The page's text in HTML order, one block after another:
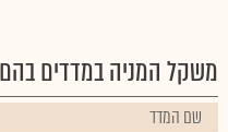
משקל המניה במדדים
שם המדד